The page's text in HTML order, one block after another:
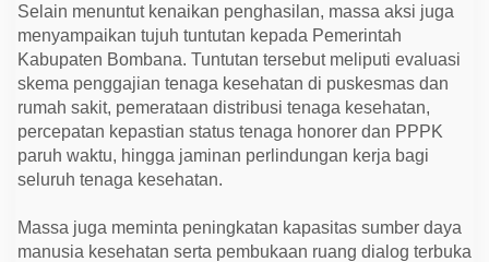
Selain menuntut kenaikan penghasilan, massa aksi juga
menyampaikan tujuh tuntutan kepada Pemerintah
Kabupaten Bombana. Tuntutan tersebut meliputi evaluasi
skema penggajian tenaga kesehatan di puskesmas dan
rumah sakit, pemerataan distribusi tenaga kesehatan,
percepatan kepastian status tenaga honorer dan PPPK
paruh waktu, hingga jaminan perlindungan kerja bagi
seluruh tenaga kesehatan.
Massa juga meminta peningkatan kapasitas sumber daya
manusia kesehatan serta pembukaan ruang dialog terbuka